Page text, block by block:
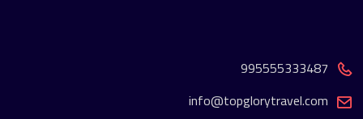
995555333487
info@topglorytravel.com